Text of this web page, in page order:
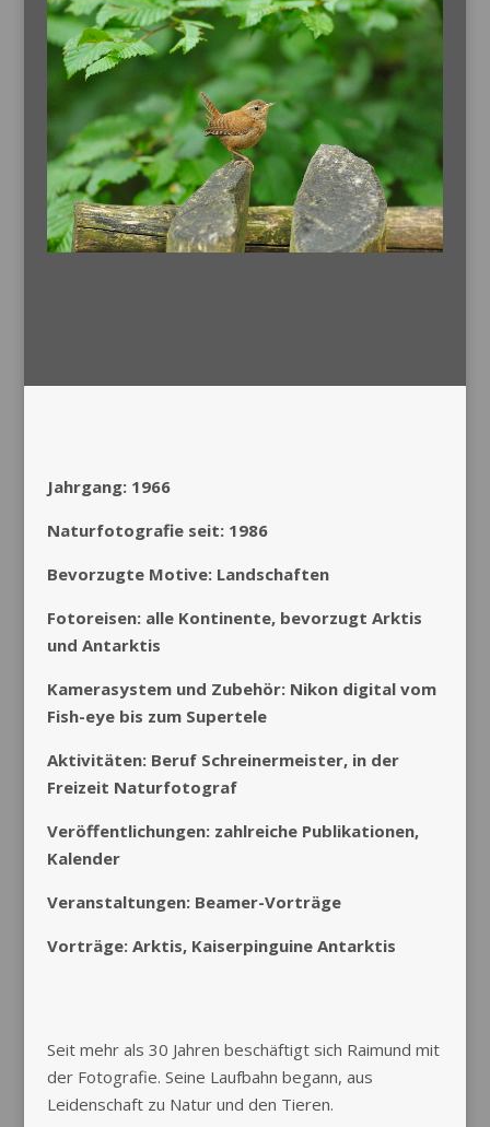
Jahrgang: 1966
Naturfotografie seit: 1986
Bevorzugte Motive: Landschaften
Fotoreisen: alle Kontinente, bevorzugt Arktis
und Antarktis
Kamerasystem und Zubehör: Nikon digital vom
Fish-eye bis zum Supertele
Aktivitäten: Beruf Schreinermeister, in der
Freizeit Naturfotograf
Veröffentlichungen: zahlreiche Publikationen,
Kalender
Veranstaltungen: Beamer-Vorträge
Vorträge: Arktis, Kaiserpinguine Antarktis
Seit mehr als 30 Jahren beschäftigt sich Raimund mit
der Fotografie. Seine Laufbahn begann, aus
Leidenschaft zu Natur und den Tieren.